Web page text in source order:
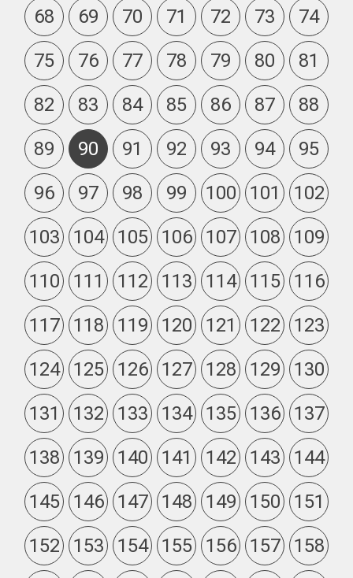
68
69 70 71 72 73
74
75
76 77 78 79 80
81
82
83 84 85 86 87
88
89
90 91 92 93 94
95
96
97 98 99 100 101
102
103
104 105 106 107 108
109
110
111 112 113 114 115
116
117
118 119 120 121 122
123
124
125 126 127 128 129
130
131
132 133 134 135 136
137
138
139 140 141 142 143
144
145
146 147 148 149 150
151
152
153 154 155 156 157
158